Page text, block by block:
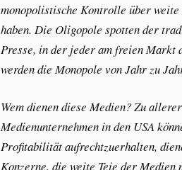
monopolistische Kontrolle über
haben. Die Oligopole spotten der
Presse, in der jeder am freien Markt
werden die Monopole von Jahr zu
Wem dienen diese Medien? Zu
Medienunternehmen in den USA
Profitabilität aufrechtzuerhalten,
Konzerne, die weite Teie der